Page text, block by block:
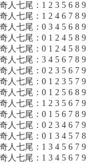
人七尾：1 2 3 5 6 8 9
人七尾：1 2 4 6 7 8 9
人七尾：0 3 4 5 6 8 9
人七尾：0 1 2 4 5 8 9
人七尾：0 1 2 4 5 8 9
人七尾：3 4 5 6 7 8 9
人七尾：0 2 3 5 6 7 9
人七尾：0 1 2 3 5 7 9
人七尾：0 1 2 5 6 8 9
人七尾：1 2 3 5 6 7 9
人七尾：0 1 5 6 7 8 9
人七尾：0 2 3 4 6 7 9
人七尾：0 1 3 4 5 7 8
人七尾：1 3 4 5 6 7 9
人七尾：1 3 4 5 6 7 9